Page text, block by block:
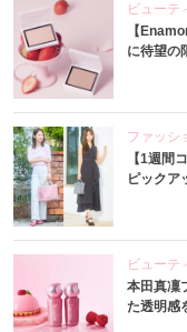
ビューテ
【
に待望の
ファッシ
【1週間
ピック
ビューテ
本田真凜
た透明感